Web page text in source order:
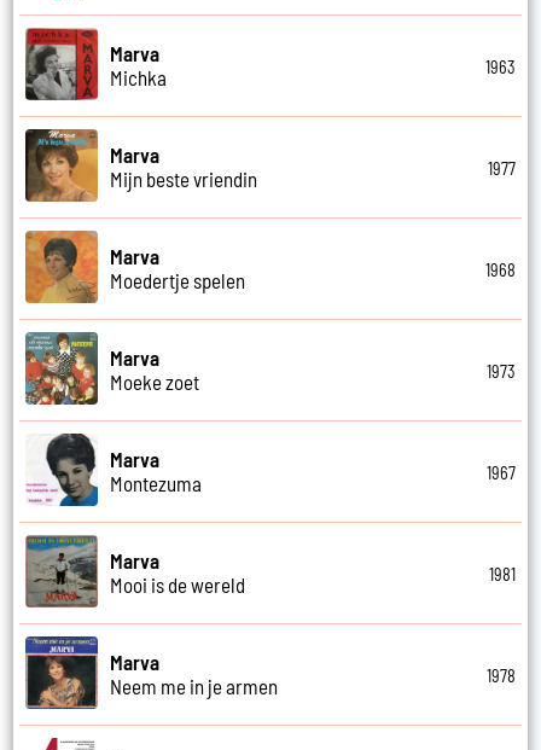
Marva
Michka
1963
Marva
Mijn beste vriendin
1977
Marva
Moedertje spelen
1968
Marva
Moeke zoet
1973
Marva
Montezuma
1967
Marva
Mooi is de wereld
1981
Marva
Neem me in je armen
1978